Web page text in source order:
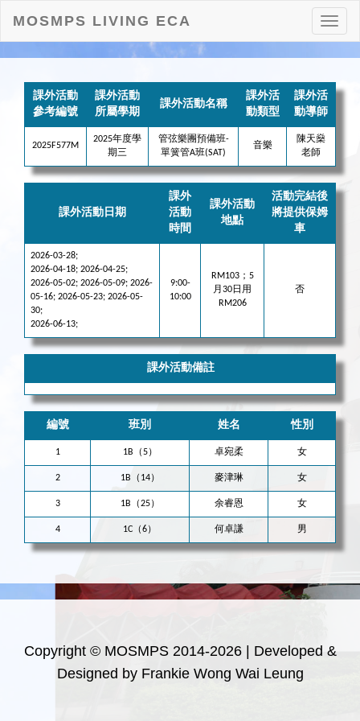
打
開
MOSMPS LIVING ECA
課外活動
參考編號
課外活動
所屬學期
課外活動名稱
課外活
動類型
課外活
動導師
2025F577M
2025年度學
期三
管弦樂團預備班-
單簧管A班(SAT)
音樂
陳天燊
老師
課外活動日期
課外
活動
時間
課外活動
地點
活動完結後
將提供保姆
車
2026-03-28;
2026-04-18; 2026-04-25;
2026-05-02; 2026-05-09; 2026-
05-16; 2026-05-23; 2026-05-
30;
2026-06-13;
9:00-
10:00
RM103；5
月30日用
RM206
否
課外活動備註
編號 班別 姓名 性別
1 1B（5） 卓宛柔 女
2 1B（14） 麥津琳 女
3 1B（25） 余睿恩 女
4 1C（6） 何卓謙 男
Copyright © MOSMPS 2014-2026 | Developed &
Designed by Frankie Wong Wai Leung